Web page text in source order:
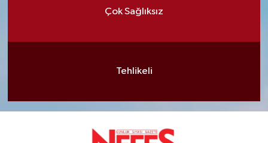
Çok Sağlıksız
Tehlikeli